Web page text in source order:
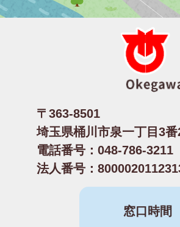
〒363-8501
埼玉県桶川市泉一丁目3
電話番号：048-786-
法人番号：
窓口時間